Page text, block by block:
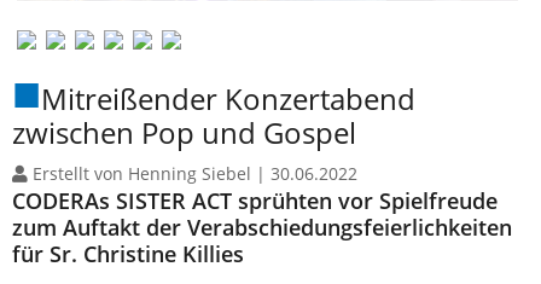
Mitreißender Konzertabend
zwischen Pop und Gospel
Erstellt von Henning Siebel | 30.06.2022
CODERAs SISTER ACT sprühten vor Spielfreude
zum Auftakt der Verabschiedungsfeierlichkeiten
für Sr. Christine Killies